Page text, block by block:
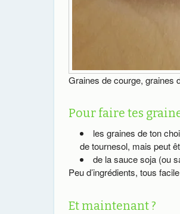
Graines de courge, graines
Pour faire tes
les graines de ton
de tournesol, mais peut
de la sauce soja (ou
Peu d’ingrédients, tous
Et maintenant ?